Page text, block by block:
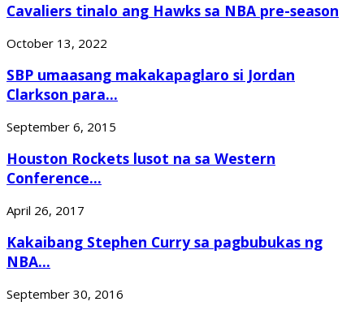
Cavaliers tinalo ang Hawks sa NBA pre-season
October 13, 2022
SBP umaasang makakapaglaro si Jordan
Clarkson para...
September 6, 2015
Houston Rockets lusot na sa Western
Conference...
April 26, 2017
Kakaibang Stephen Curry sa pagbubukas ng
NBA...
September 30, 2016